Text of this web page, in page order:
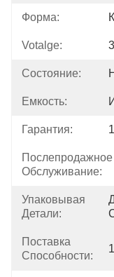
Форма:
Votalge:
Состояние:
Емкость:
Гарантия:
Послепродажное
Обслуживание:
Упаковывая
Детали:
Поставка
Способности: